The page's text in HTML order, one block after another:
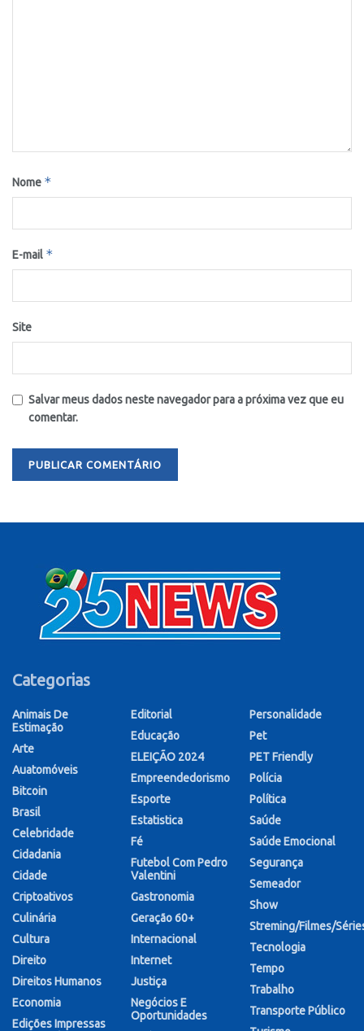
Nome *
E-mail *
Site
Salvar meus dados neste navegador para a próxima vez que eu
comentar.
Categorias
Animais De
Estimação
Arte
Auatomóveis
Bitcoin
Brasil
Celebridade
Cidadania
Cidade
Criptoativos
Culinária
Cultura
Direito
Direitos Humanos
Economia
Edições Impressas
Editorial
Educação
ELEIÇÃO 2024
Empreendedorismo
Esporte
Estatistica
Fé
Futebol Com Pedro
Valentini
Gastronomia
Geração 60+
Internacional
Internet
Justiça
Negócios E
Oportunidades
Personalidade
Pet
PET Friendly
Polícia
Política
Saúde
Saúde Emocional
Segurança
Semeador
Show
Streming/Filmes/
Tecnologia
Tempo
Trabalho
Transporte Público